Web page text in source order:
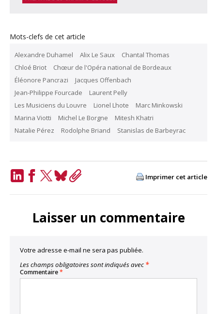
Mots-clefs de cet article
Alexandre Duhamel Alix Le Saux
Chantal Thomas
Chloé Briot
Chœur de l'Opéra national de Bordeaux
Éléonore Pancrazi
Jacques Offenbach
Jean-Philippe Fourcade
Laurent Pelly
Les Musiciens du Louvre
Lionel Lhote
Marc Minkowski
Marina Viotti
Michel Le Borgne
Mitesh Khatri
Natalie Pérez
Rodolphe Briand Stanislas de Barbeyrac
Imprimer cet article
Laisser un commentaire
Votre adresse e-mail ne sera pas publiée.
Les champs obligatoires sont indiqués avec *
Commentaire*